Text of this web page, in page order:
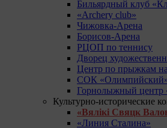
Бильярдный клуб
«Archery club»
Чижовка-Арена
Борисов-Арена
РЦОП по теннису
Дворец
Центр по прыжкам
СОК
Горнолыжный центр
Культурно-исторические
«Вялікі Свяцк
«Линия Сталина»